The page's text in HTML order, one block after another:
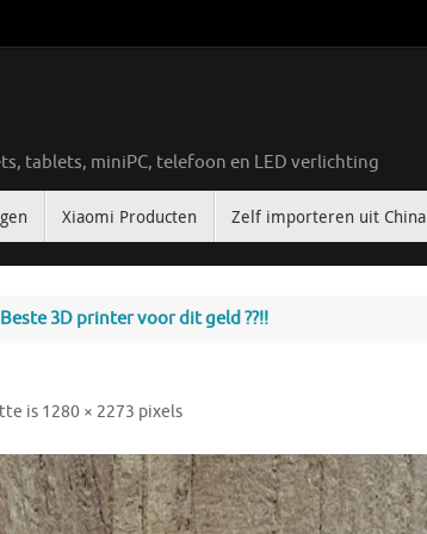
tablets, miniPC, telefoon en LED verlichting
Xiaomi Producten Zelf importeren uit China
3D printer voor dit geld ??!!
is 1280 × 2273 pixels